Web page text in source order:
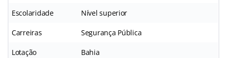
Escolaridade Nível superior
Carreiras Segurança Pública
Lotação Bahia